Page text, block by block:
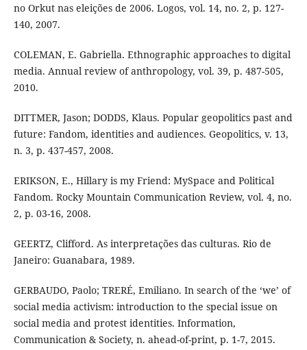
no Orkut nas eleições de 2006. Logos, vol. 14, no. 2, p. 127-
140, 2007.
COLEMAN, E. Gabriella. Ethnographic approaches to digital
media. Annual review of anthropology, vol. 39, p. 487-505,
2010.
DITTMER, Jason; DODDS, Klaus. Popular geopolitics past and
future: Fandom, identities and audiences. Geopolitics, v. 13,
n. 3, p. 437-457, 2008.
ERIKSON, E., Hillary is my Friend: MySpace and Political
Fandom. Rocky Mountain Communication Review, vol. 4, no.
2, p. 03-16, 2008.
GEERTZ, Clifford. As interpretações das culturas. Rio de
Janeiro: Guanabara, 1989.
GERBAUDO, Paolo; TRERÉ, Emiliano. In search of the ‘we’ of
social media activism: introduction to the special issue on
social media and protest identities. Information,
Communication & Society, n. ahead-of-print, p. 1-7, 2015.